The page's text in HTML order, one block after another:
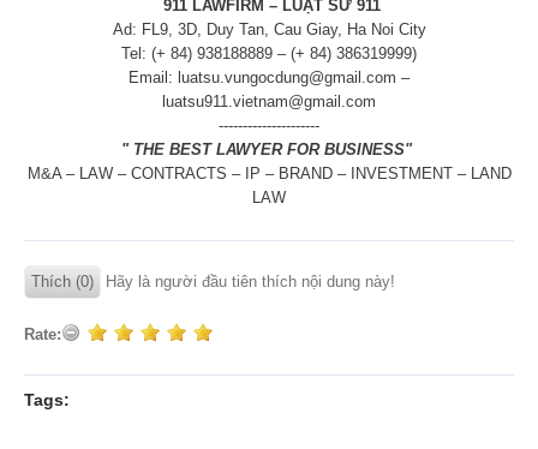
911 LAWFIRM – LUẬT SƯ 911
Ad: FL9, 3D, Duy Tan, Cau Giay, Ha Noi City
Tel: (+ 84) 938188889 – (+ 84) 386319999)
Email: luatsu.vungocdung@gmail.com –
luatsu911.vietnam@gmail.com
---------------------
" THE BEST LAWYER FOR BUSINESS"
M&A – LAW – CONTRACTS – IP – BRAND – INVESTMENT – LAND
LAW
Thích (0) Hãy là người đầu tiên thích nội dung này!
Rate:
Tags: